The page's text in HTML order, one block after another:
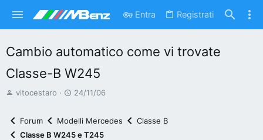
Entra Registrati
Cambio automatico come vi trovate
Classe-B W245
A
vitocestaro
D
t
a
24/11/06
Forum Modelli Mercedes
Classe B
Classe B W245 e T245